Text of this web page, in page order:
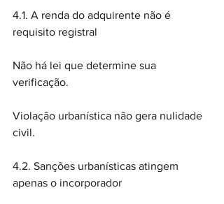
4.1. A renda do adquirente não é
requisito registral
Não há lei que determine sua
verificação.
Violação urbanística não gera nulidade
civil.
4.2. Sanções urbanísticas atingem
apenas o incorporador